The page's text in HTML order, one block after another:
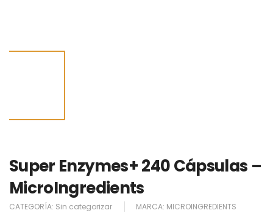
Super Enzymes+ 240 Cápsulas –
MicroIngredients
CATEGORÍA: Sin categorizar MARCA: MICROINGREDIENTS